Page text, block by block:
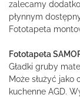
zalecamy
płynnym
Fototapeta
Fototapeta
Gładki gruby
Może służyć
kuchenne AGD.